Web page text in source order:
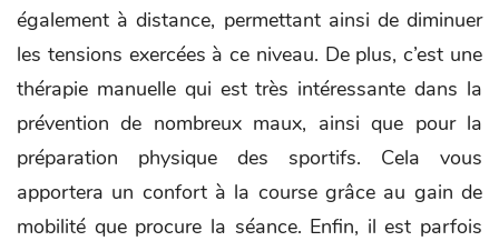
également à distance, permettant ainsi de diminuer
les tensions exercées à ce niveau. De plus, c’est une
thérapie manuelle qui est très intéressante dans la
prévention de nombreux maux, ainsi que pour la
préparation physique des sportifs. Cela vous
apportera un confort à la course grâce au gain de
mobilité que procure la séance. Enfin, il est parfois